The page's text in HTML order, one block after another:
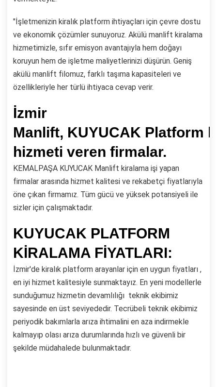
"İşletmenizin kiralık platform ihtiyaçları için çevre dostu
ve ekonomik çözümler sunuyoruz. Akülü manlift kiralama
hizmetimizle, sıfır emisyon avantajıyla hem doğayı
koruyun hem de işletme maliyetlerinizi düşürün. Geniş
akülü manlift filomuz, farklı taşıma kapasiteleri ve
özellikleriyle her türlü ihtiyaca cevap verir.
İzmir
Manlift, KUYUCAK Platform
hizmeti veren firmalar.
KEMALPAŞA KUYUCAK Manlift kiralama işi yapan
firmalar arasında hizmet kalitesi ve rekabetçi fiyatlarıyla
öne çıkan firmamız. Tüm gücü ve yüksek potansiyeli ile
sizler için çalışmaktadır.
KUYUCAK PLATFORM
KİRALAMA FİYATLARI:
İzmir'de kiralık platform arayanlar için en uygun fiyatları ,
en iyi hizmet kalitesiyle sunmaktayız. En yeni modellerle
sunduğumuz hizmetin devamlılığı teknik ekibimiz
sayesinde en üst seviyededir. Tecrübeli teknik ekibimiz
periyodik bakımlarla arıza ihtimalini en aza indirmekle
kalmayıp olası arıza durumlarında hızlı ve güvenli bir
şekilde müdahalede bulunmaktadır.